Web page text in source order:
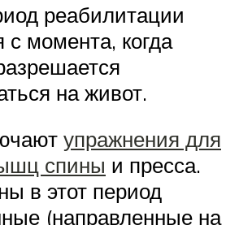
реабилитации
с момента, когда
на живот.
упражнения для
спины и пресса.
в этот период
(направленные на